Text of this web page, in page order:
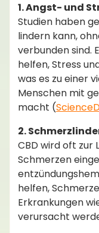
1. Angst- und
Studien haben
lindern kann,
verbunden sind.
helfen, Stress
was es zu einer
Menschen mit
macht​ (
2.
CBD wird oft zur
Schmerzen
helfen,
Erkrankungen
verursacht